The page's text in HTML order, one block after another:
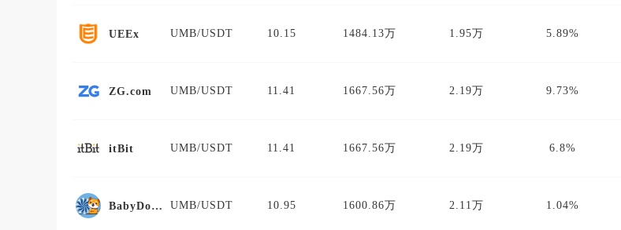
UEEx UMB/USDT 10.15 1484.13万 1.95万 5.89%
ZG.com UMB/USDT 11.41 1667.56万 2.19万 9.73%
itBit UMB/USDT 11.41 1667.56万 2.19万 6.8%
BabyDogeSwap UMB/USDT 10.95 1600.86万 2.11万 1.04%